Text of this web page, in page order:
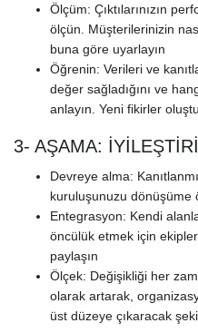
Ölçüm: Çıktılarınızın
ölçün. Müşterilerinizin
buna göre uyarlayın
Öğrenin: Verileri ve
değer sağladığını ve
anlayın. Yeni fikirler
3- AŞAMA:
Devreye alma:
kuruluşunuzu dönüşüme
Entegrasyon: Kendi
öncülük etmek için
paylaşın
Ölçek: Değişikliği her
olarak artarak,
üst düzeye çıkaracak